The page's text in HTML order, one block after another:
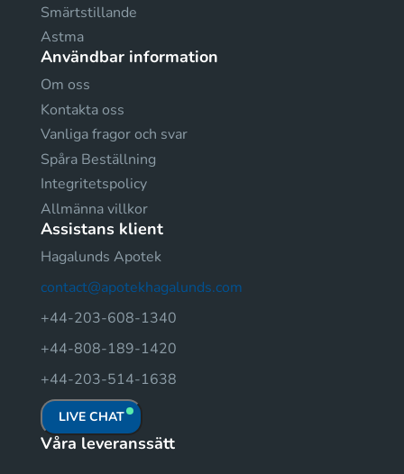
Smärtstillande
Astma
Användbar information
Om oss
Kontakta oss
Vanliga fragor och svar
Spåra Beställning
Integritetspolicy
Allmänna villkor
Assistans klient
Hagalunds Apotek
contact@apotekhagalunds.com
+44-203-608-1340
+44-808-189-1420
+44-203-514-1638
LIVE CHAT
Våra leveranssätt